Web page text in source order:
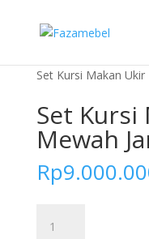
Set Kursi Makan
Set Kursi
Mewah
Rp